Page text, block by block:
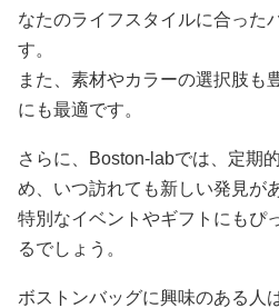
なたのライフスタイルに合った
す。
また、素材やカラーの選択肢も
にも最適です。
さらに、Boston-labでは、定期
め、いつ訪れても新しい発見が
特別なイベントやギフトにもぴ
るでしょう。
ボストンバッグに興味のある人